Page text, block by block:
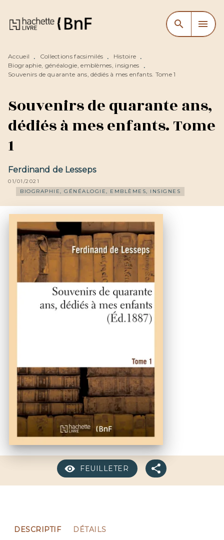
MENU RECHERCHE
CONTENU
search menu
Accueil • Collections facsimilés • Histoire •
Biographie, généalogie, emblèmes, insignes
•
Souvenirs de quarante ans, dédiés à mes enfants. Tome 1
Souvenirs de quarante ans,
dédiés à mes enfants. Tome
1
Ferdinand de Lesseps
01/01/2021
BIOGRAPHIE, GÉNÉALOGIE, EMBLÈMES, INSIGNES
FEUILLETER
DESCRIPTIF DÉTAILS